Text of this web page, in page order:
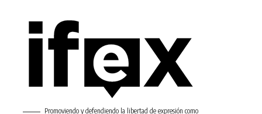
Promoviendo y defendiendo la libertad de expresión como